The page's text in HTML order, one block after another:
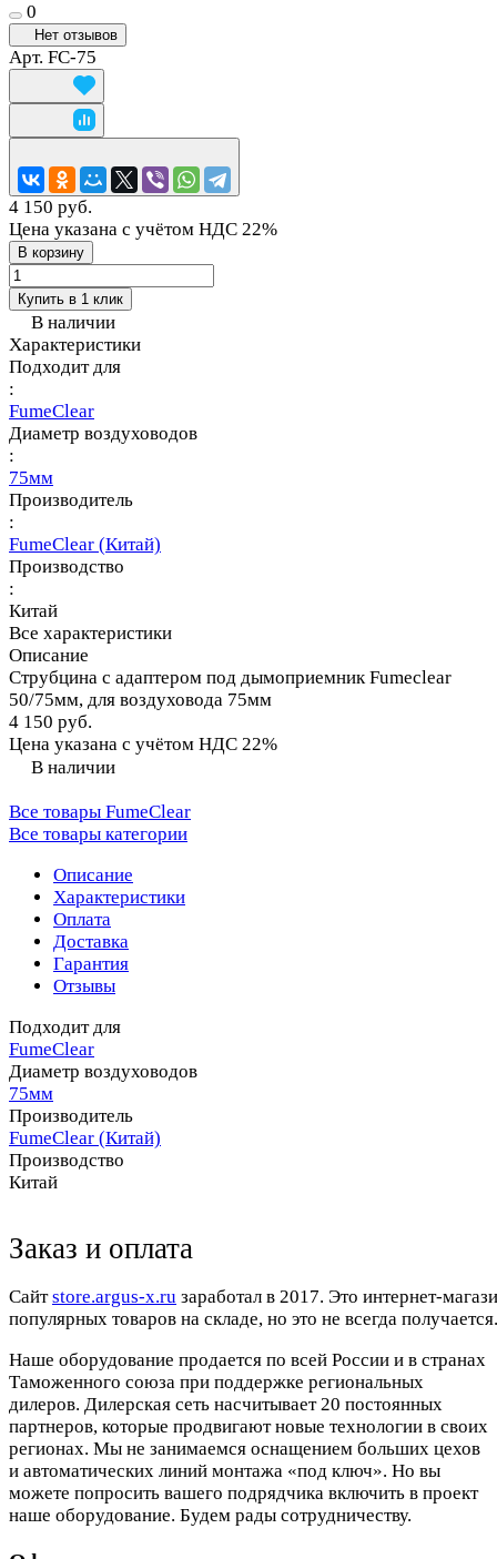
0
Нет отзывов
Арт. FC-75
4 150 руб.
Цена указана с учётом НДС 22%
В корзину
Купить в 1 клик
В наличии
Характеристики
Подходит для
:
FumeClear
Диаметр воздуховодов
:
75мм
Производитель
:
FumeClear (Китай)
Производство
:
Китай
Все характеристики
Описание
Струбцина с адаптером под дымоприемник Fumeclear
50/75мм, для воздуховода 75мм
4 150 руб.
Цена указана с учётом НДС 22%
В наличии
Все товары FumeClear
Все товары категории
Описание
Характеристики
Оплата
Доставка
Гарантия
Отзывы
Подходит для
FumeClear
Диаметр воздуховодов
75мм
Производитель
FumeClear (Китай)
Производство
Китай
Заказ и оплата
Cайтstore.argus-x.ru заработал в 2017. Это интернет-
популярных товаров на складе, но это не всегда
Наше оборудование продается по всей России и в странах
Таможенного союза при поддержке региональных
дилеров. Дилерская сеть насчитывает 20 постоянных
партнеров, которые продвигают новые технологии в своих
регионах. Мы не занимаемся оснащением больших цехов
и автоматических линий монтажа «под ключ». Но вы
можете попросить вашего подрядчика включить в проект
наше оборудование. Будем рады сотрудничеству.